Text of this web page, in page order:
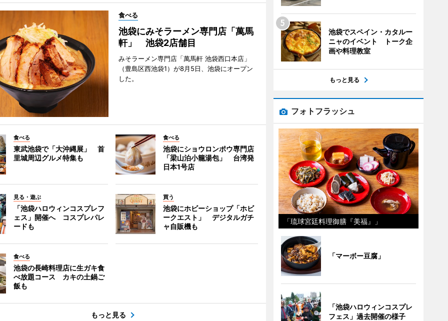
食べる
池袋にみそラーメン専門店「萬馬
軒」 池袋2店舗目
みそラーメン専門店「萬馬軒 池袋西口本店」
（豊島区西池袋1）が8月5日、池袋にオープン
した。
食べる
東武池袋で「大沖縄展」 首
里城周辺グルメ特集も
食べる
池袋にショウロンポウ専門店
「梁山泊小籠湯包」 台湾発
日本1号店
見る・遊ぶ
「池袋ハロウィンコスプレフ
ェス」開催へ コスプレパレ
ードも
買う
池袋にホビーショップ「ホビ
ークエスト」 デジタルガチ
ャ自販機も
食べる
池袋の長崎料理店に生ガキ食
べ放題コース カキの土鍋ご
飯も
もっと見る
池袋でスペイン・カタルー
ニャのイベント トーク企
画や料理教室
もっと見る
フォトフラッシュ
「琉球宮廷料理御膳『美福』」
「マーボー豆腐」
「池袋ハロウィンコスプレ
フェス」過去開催の様子